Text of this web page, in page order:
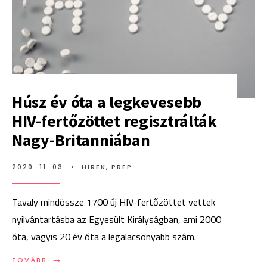
Húsz év óta a legkevesebb
HIV-fertőzöttet regisztrálták
Nagy-Britanniában
2020. 11. 03. • HÍREK, PREP
Tavaly mindössze 1700 új HIV-fertőzöttet vettek
nyilvántartásba az Egyesült Királyságban, ami 2000
óta, vagyis 20 év óta a legalacsonyabb szám.
TOVÁBB →
TOVÁBB: